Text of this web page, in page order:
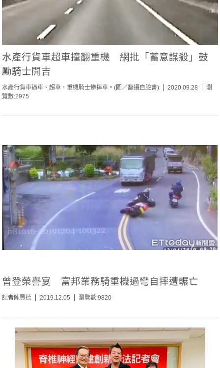
水產行貨車超車撞翻重機 網批「蓄意謀殺」鼓
勵騎士開吉
水產行貨車逼車、超車，重機騎士慘摔車。(圖／翻攝自臉書) 2020.09.28
瀏
覽數:2975
曾登榮譽宴 富邦業務騎重機過彎自摔遭輾亡
記者陳豐德 2019.12.05 瀏覽數:9820